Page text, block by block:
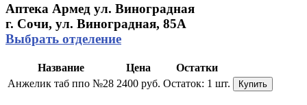
Аптека Армед ул. Виноградная
г. Сочи, ул. Виноградная, 85А
Выбрать отделение
Название Цена
Остатки
Анжелик таб ппо №28 2400 руб. Остаток: 1 шт. Купить